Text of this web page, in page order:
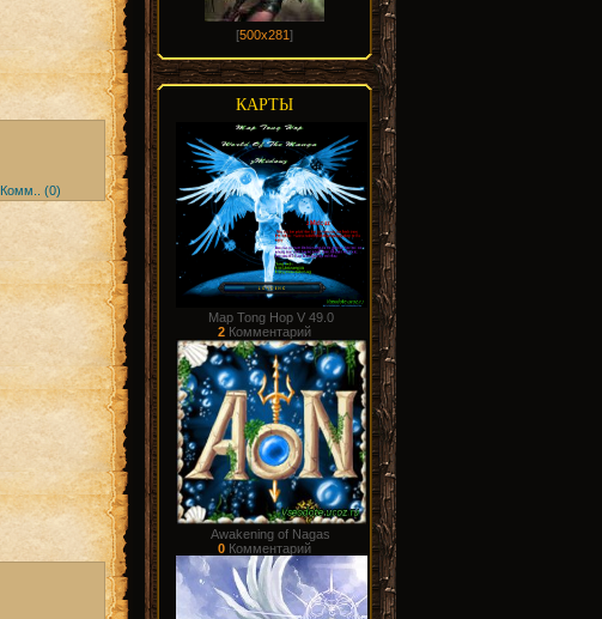
Комм.. (0)
[500x281]
КАРТЫ
Map Tong Hop V 49.0
2 Комментарий
Awakening of Nagas
0 Комментарий